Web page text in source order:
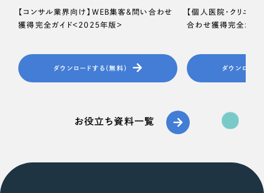
【コンサル業界向け】WEB集客＆問い合わせ
獲得完全ガイド＜2025年版＞
ダウンロードする（無料）
【個人医院・クリニッ
合わせ獲得完全ガイ
ダウンロード
お役立ち資料一覧